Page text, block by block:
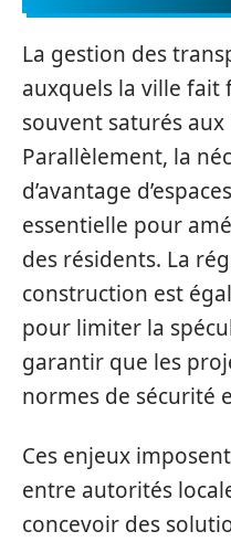
La gestion des
auxquels la ville fait
souvent saturés
Parallèlement, la
d’avantage
essentielle pour
des résidents. La
construction est
pour limiter la
garantir que les
normes de sécurité
Ces enjeux
entre autorités
concevoir des